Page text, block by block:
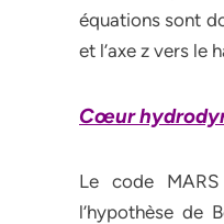
équations sont
et l’axe z vers le
Cœur
Le code
l’hypothèse de